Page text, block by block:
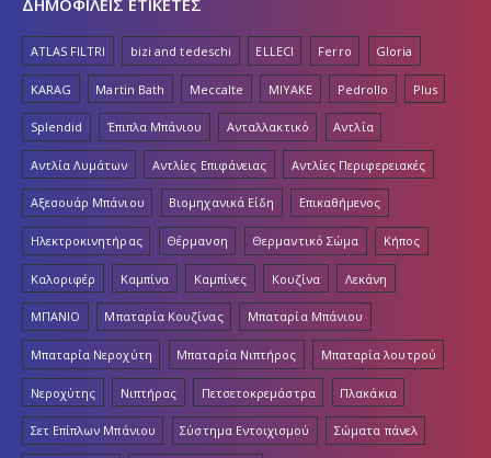
ΔΗΜΟΦΙΛΕΙΣ ΕΤΙΚΕΤΕΣ
ATLAS FILTRI bizi and tedeschi ELLECI Ferro Gloria
KARAG Martin Bath Meccalte MIYAKE Pedrollo Plus
Splendid Έπιπλα Μπάνιου Ανταλλακτικό Αντλία
Αντλία Λυμάτων Αντλίες Επιφάνειας Αντλίες Περιφερειακές
Αξεσουάρ Μπάνιου Βιομηχανικά Είδη Επικαθήμενος
Ηλεκτροκινητήρας Θέρμανση Θερμαντικό Σώμα Κήπος
Καλοριφέρ Καμπίνα Καμπίνες Κουζίνα Λεκάνη
ΜΠΑΝΙΟ Μπαταρία Κουζίνας Μπαταρία Μπάνιου
Μπαταρία Νεροχύτη Μπαταρία Νιπτήρος Μπαταρία λουτρού
Νεροχύτης Νιπτήρας Πετσετοκρεμάστρα Πλακάκια
Σετ Επίπλων Μπάνιου Σύστημα Εντοιχισμού Σώματα πάνελ